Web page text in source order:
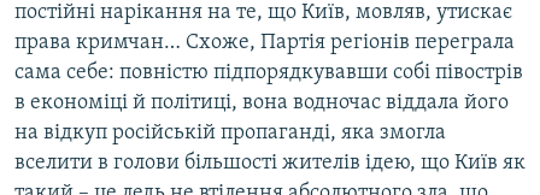
постійні нарікання на те, що Київ, мовляв, утискає
права кримчан… Схоже, Партія регіонів переграла
сама себе: повністю підпорядкувавши собі півострів
в економіці й політиці, вона водночас віддала його
на відкуп російській пропаганді, яка змогла
вселити в голови більшості жителів ідею, що Київ як